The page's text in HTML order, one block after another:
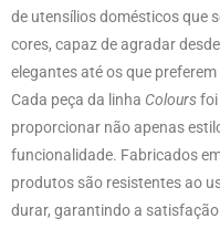
de utensílios domésticos que
cores, capaz de agradar
elegantes até os que
Cada peça da linha Coloursfoi
proporcionar não apenas
funcionalidade. Fabricados
produtos são resistentes ao
durar, garantindo a